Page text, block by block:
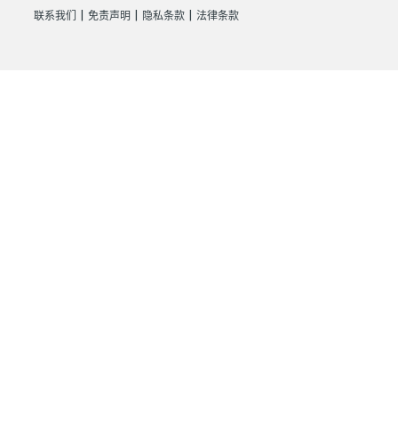
联系我们 免责声明 隐私条款 法律条款